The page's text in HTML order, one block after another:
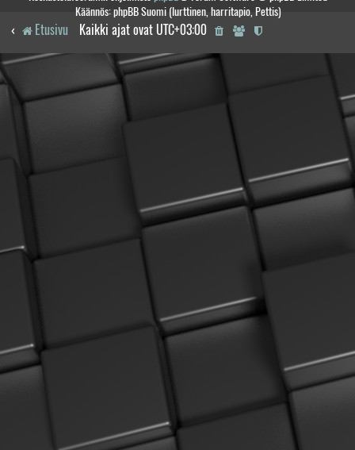
Käännös: phpBB Suomi (lurttinen, harritapio, Pettis)
Etusivu Kaikki ajat ovat UTC+03:00